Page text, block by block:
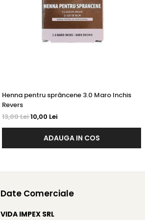
Henna pentru sprâncene 3.0 Maro Inchis
Revers
13,00 Lei10,00 Lei
ADAUGA IN COS
Date Comerciale
VIDA IMPEX SRL